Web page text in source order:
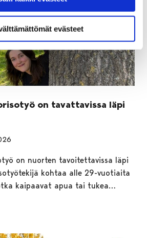
evästeet
on tavattavissa läpi
on nuorten tavoitettavissa läpi
kohtaa alle 29-vuotiaita
kaipaavat apua tai tukea…